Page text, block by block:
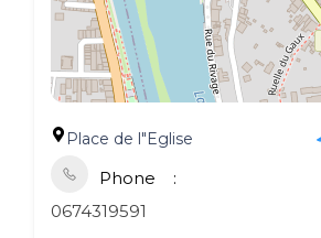
Place de l"Eglise
Phone
0674319591